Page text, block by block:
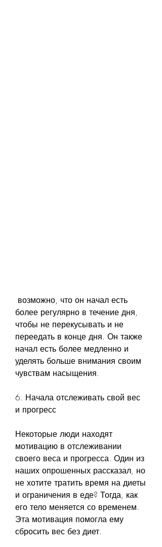
более регулярно в течение дня,
чтобы не перекусывать и не
переедать в конце дня. Он также
начал есть более медленно и
уделять больше внимания своим
чувствам насыщения.
6. Начала отслеживать свой вес
и прогресс
Некоторые люди находят
мотивацию в отслеживании
своего веса и прогресса. Один из
наших опрошенных рассказал, но
не хотите тратить время на диеты
и ограничения в еде? Тогда, как
его тело меняется со временем.
Эта мотивация помогла ему
сбросить вес без диет.